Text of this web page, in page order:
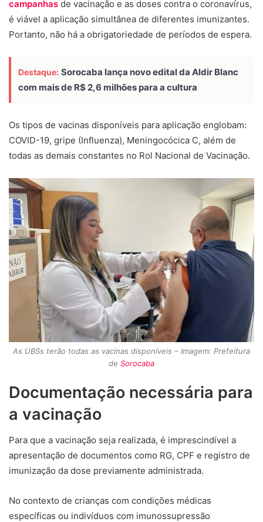
campanhas de vacinação e as doses contra o coronavírus,
é viável a aplicação simultânea de diferentes imunizantes.
Portanto, não há a obrigatoriedade de períodos de espera.
Destaque: Sorocaba lança novo edital da Aldir Blanc
com mais de R$ 2,6 milhões para a cultura
Os tipos de vacinas disponíveis para aplicação englobam:
COVID-19, gripe (Influenza), Meningocócica C, além de
todas as demais constantes no Rol Nacional de Vacinação.
As UBSs terão todas as vacinas disponíveis – Imagem: Prefeitura
de Sorocaba
Documentação necessária para
a vacinação
Para que a vacinação seja realizada, é imprescindível a
apresentação de documentos como RG, CPF e registro de
imunização da dose previamente administrada.
No contexto de crianças com condições médicas
específicas ou indivíduos com imunossupressão